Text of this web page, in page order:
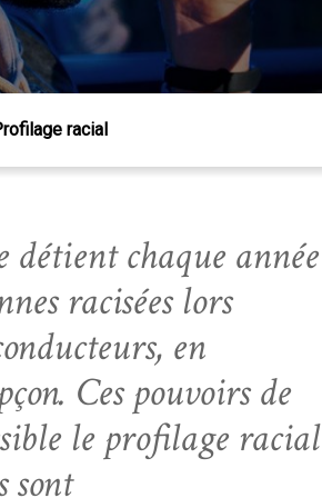
racial
détient chaque année
racisées lors
en
Ces pouvoirs de
le profilage racial
sont